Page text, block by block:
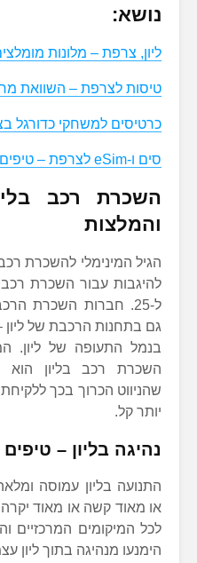
נושא:
ליון, צרפת – מלונות
טיסות לצרפת – השוואת
כרטיסים למשחקי כדורגל
סים ו-eSim לצרפת – טיפים ומידע שימושי
השכרת רכב
והמלצות
להיגבות עבור השכרת
ל-25. חברות השכרת
בנמל התעופה של ליון.
שהניווט הכרוך בכך
יותר קל.
נהיגה בליון –
התנועה בליון עמוסה
או מאוד קשה או מאוד
לכל המיקומים המרכזיים
הימנעו מנהיגה בתוך ליון